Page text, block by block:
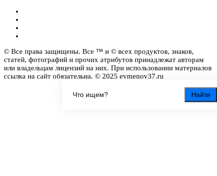
Найти
© Все права защищены. Все ™ и © всех продуктов, знаков,
статей, фотографий и прочих атрибутов принадлежат авторам
или владельцам лицензий на них. При использовании материалов
ссылка на сайт обязательна. © 2025 evmenov37.ru